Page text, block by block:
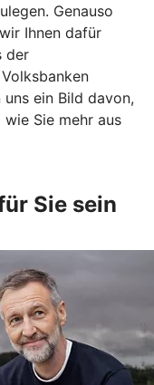
Genauso
Ihnen dafür
der
ein Bild davon,
Sie mehr aus
Sie sein